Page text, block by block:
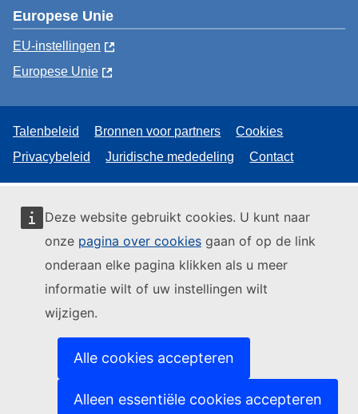
Deze website gebruikt cookies. U kunt naar
onze pagina over cookies gaan of op de link
onderaan elke pagina klikken als u meer
informatie wilt of uw instellingen wilt
wijzigen.
Alle cookies accepteren
Alleen essentiële cookies accepteren
Europese Unie
EU-instellingen
Europese Unie
Talenbeleid Bronnen voor partners
Cookies
Privacybeleid
Juridische mededeling Contact